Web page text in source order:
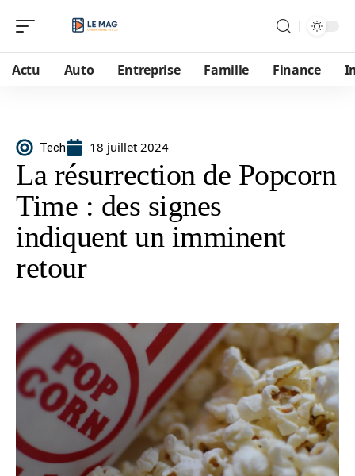
Actu Auto Entreprise Famille Finance
Tech 18 juillet 2024
La résurrection de Popcorn
Time : des signes
indiquent un imminent
retour